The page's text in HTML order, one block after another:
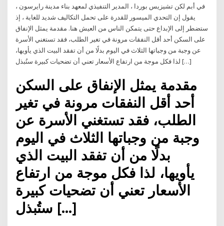
في أبم لكن تشيزيس بوردا ، المدير التنفيذي لمعهد بناء مدينة رايرسون ،
يقول إن التحدي الميسور للقدرة على تحمل التكاليف شديد للغاية ، إذ
ستضطر إلى الإبداع حتى يتمكن الناس من العيش هنا. مقدمة يمثل الإنفاق
على السكن أحد أقل النفقات مرونة في تغير الطلب، فقد تستغني الأسرة
عن وجبة من وجباتها الثلاث في اليوم بدلًا من أن تفقد البيت الذي يأويها،
لذا فكل موجة من ارتفاع الأسعار تعني أن تضحيات كبيرة ستُبذل […]
مقدمة يمثل الإنفاق على السكن
أحد أقل النفقات مرونة في تغير
الطلب، فقد تستغني الأسرة عن
وجبة من وجباتها الثلاث في اليوم
بدلًا من أن تفقد البيت الذي
يأويها، لذا فكل موجة من ارتفاع
الأسعار تعني أن تضحيات كبيرة
ستُبذل […]